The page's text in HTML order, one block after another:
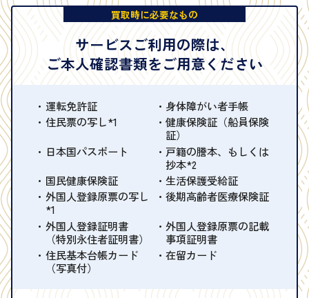
買取時に必要なもの
サービスご利用の際は、
ご本人確認書類をご用意ください
運転免許証
身体障がい者手帳
住民票の写し*1
健康保険証（船員保険
証）
日本国パスポート
戸籍の謄本、もしくは
抄本*2
国民健康保険証
生活保護受給証
外国人登録原票の写し
*1
後期高齢者医療保険証
外国人登録証明書
（特別永住者証明書）
外国人登録原票の記載
事項証明書
住民基本台帳カード
（写真付）
在留カード